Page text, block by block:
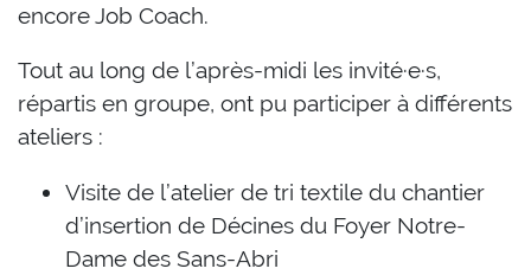
encore Job Coach.
Tout au long de l’après-midi les invité·e·s,
répartis en groupe, ont pu participer à différents
ateliers :
Visite de l’atelier de tri textile du chantier
d’insertion de Décines du Foyer Notre-
Dame des Sans-Abri